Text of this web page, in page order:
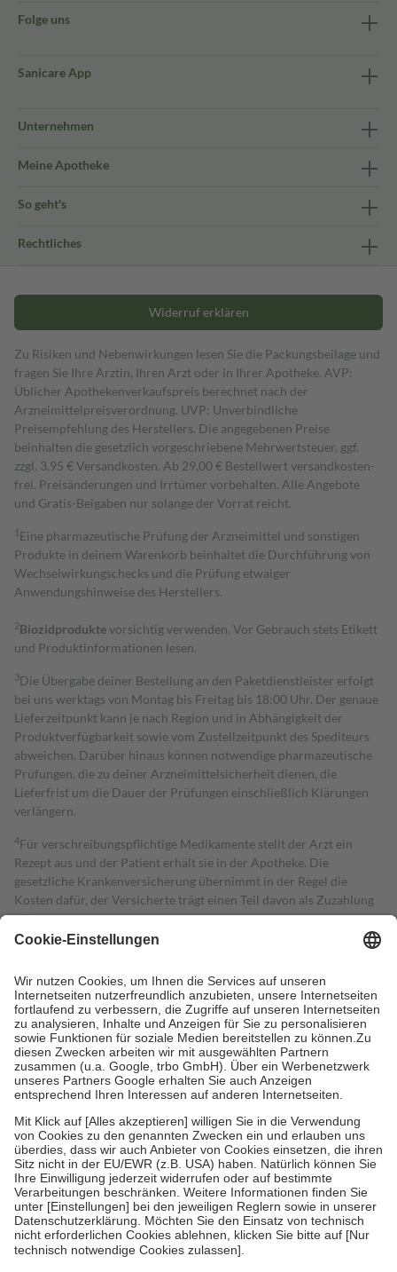
Folge uns
Sanicare App
Unternehmen
Meine Apotheke
So geht's
Rechtliches
Widerruf erklären
Zu Risiken und Nebenwirkungen lesen Sie die Packungsbeilage und
fragen Sie Ihre Ärztin, Ihren Arzt oder in Ihrer Apotheke. AVP:
Üblicher Apothekenverkaufspreis berechnet nach der
Arzneimittelpreisverordnung. UVP: Unverbindliche
Preisempfehlung des Herstellers. Die angegebenen Preise
beinhalten die gesetzlich vorgeschriebene Mehrwertsteuer, ggf.
zzgl. 3,95 € Versandkosten. Ab 29,00 € Bestell­wert versand­kosten­
frei. Preisänderungen und Irrtümer vorbehalten. Alle Angebote
und Gratis-Beigaben nur solange der Vorrat reicht.
1 Eine pharmazeutische Prüfung der Arzneimittel und sonstigen
Produkte in deinem Warenkorb beinhaltet die Durchführung von
Wechselwirkungschecks und die Prüfung etwaiger
Anwendungshinweise des Herstellers.
2Biozidproduktevorsichtig verwenden. Vor Gebrauch stets Etikett
und Produktinformationen lesen.
3Die Übergabe deiner Bestellung an den Paketdienstleister erfolgt
bei uns werktags von Montag bis Freitag bis 18:00 Uhr. Der genaue
Lieferzeitpunkt kann je nach Region und in Abhängigkeit der
Produktverfügbarkeit sowie vom Zustellzeitpunkt des Spediteurs
abweichen. Darüber hinaus können notwendige pharmazeutische
Prüfungen, die zu deiner Arzneimittelsicherheit dienen, die
Lieferfrist um die Dauer der Prüfungen einschließlich Klärungen
verlängern.
4Für verschreibungspflichtige Medikamente stellt der Arzt ein
Rezept aus und der Patient erhält sie in der Apotheke. Die
gesetzliche Krankenversicherung übernimmt in der Regel die
Kosten dafür, der Versicherte trägt einen Teil davon als Zuzahlung
mit.
Grundsätzlich leisten Mitglieder Zuzahlungen in Höhe von zehn
höchstens zehn Euro.
Es sind jedoch nie mehr als die tatsächlichen
Kosten der Leistung zu entrichten.
Diese Regeln gelten grundsätzlich auch für Online-Apotheken.
Bei Heilmitteln und häuslicher Krankenpflege beträgt die
Zuzahlung zehn Prozent der Kosten sowie zehn Euro je
Verordnung.
Um das Engagement der Versicherten für ihre eigene Gesundheit zu
stärken und die besondere Stellung der Familie zu unterstützen,
fallenkeine Zuzahlungenan bei:
• Kindern und Jugendlichen bis zum vollendeten 18. Lebensjahr
mit Ausnahme der Fahrkosten
• Untersuchungen zur Vorsorge und Früherkennung, die von der
GKV getragen werden
• empfohlenen Schutzimpfungen
• Harn- und Blutteststreifen